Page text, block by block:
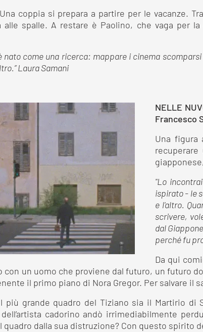
Una coppia si prepara a partire per le vacanze.
spalle. A restare è Paolino, che vaga per
nato come una ricerca: mappare i cinema
Laura Samani
NELLE
Francesco
Una figura
"Lo
ispirato - le
e l'altro.
scrivere,
dal
perché fu
Da qui
con un uomo che proviene dal futuro, un futuro
il primo piano di Nora Gregor. Per salvare il
più grande quadro del Tiziano sia il Martirio di
dell’artista cadorino andò irrimediabilmente
quadro dalla sua distruzione? Con questo spirito